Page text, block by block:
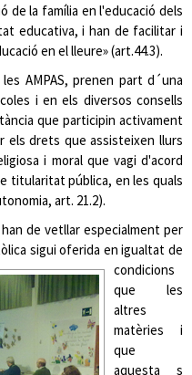
de la família en l'educació dels
educativa, i han de facilitar i
en el lleure» (art.44.3).
AMPAS, prenen part d´una
i en els diversos consells
que participin activament
els drets que assisteixen llurs
i moral que vagi d'acord
titularitat pública, en les quals
art. 21.2).
de vetllar especialment per
sigui oferida en igualtat de
condicions
que les
altres
matèries i
que
aquesta s